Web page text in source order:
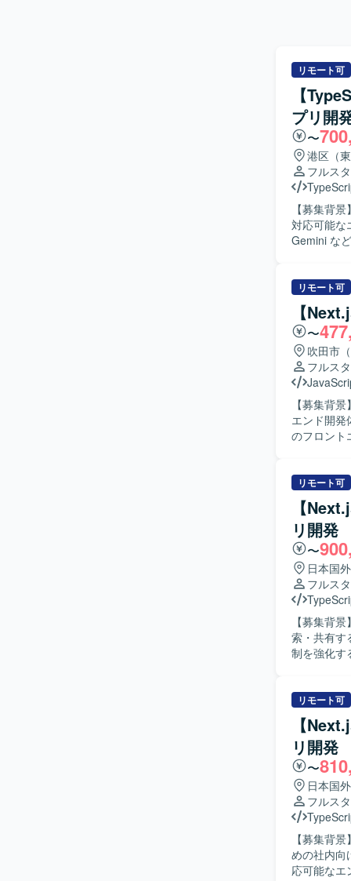
リモート可
【
プリ開
〜
港区（
フルス
【募集背
対応可能なエンジニア
Gemini な
ごとに最
ーズに即
流工程に
だきます。 【求める人物像】 生成AI技術や最新のWeb技術への関心が高く、自ら情報収集しな
がら主体
て要望を
クエンドか
品質向上に取り組め
などの最
身につけて
ックエンジ
る環境です。 【開発環境】 TypeScript/React/Next.js を用いたフロントエンド
いたWebシ
OpenAI
ております
リモート可
【
〜
吹田市
フルス
【募集背
エンド開発体制を強
のフロント
ールに沿
認も実施
た設計・実装にも携わ
両面で主
を大切にし
やAIを活
ッチする環境です。 【ポジションの魅力】
発に継続
す。
点も特徴
機会があります。 【開発環境】 Next.js/Reactを用いた
ースのバッ
リモート可
【
リ開発
〜
日本国外
フルス
【募集背
索・共有す
制を強化するための募集と
を行って
Dockerを
ケーショ
きます。 単
物像】 フ
ています
す。 品質
方を歓迎いたします。 【ポジションの魅力】
アプリケ
ECS、
ができます
から運用まで幅広い
リモート可
【
リ開発
〜
日本国外
フルス
【募集背
めの社内向
応可能なエンジニアを募